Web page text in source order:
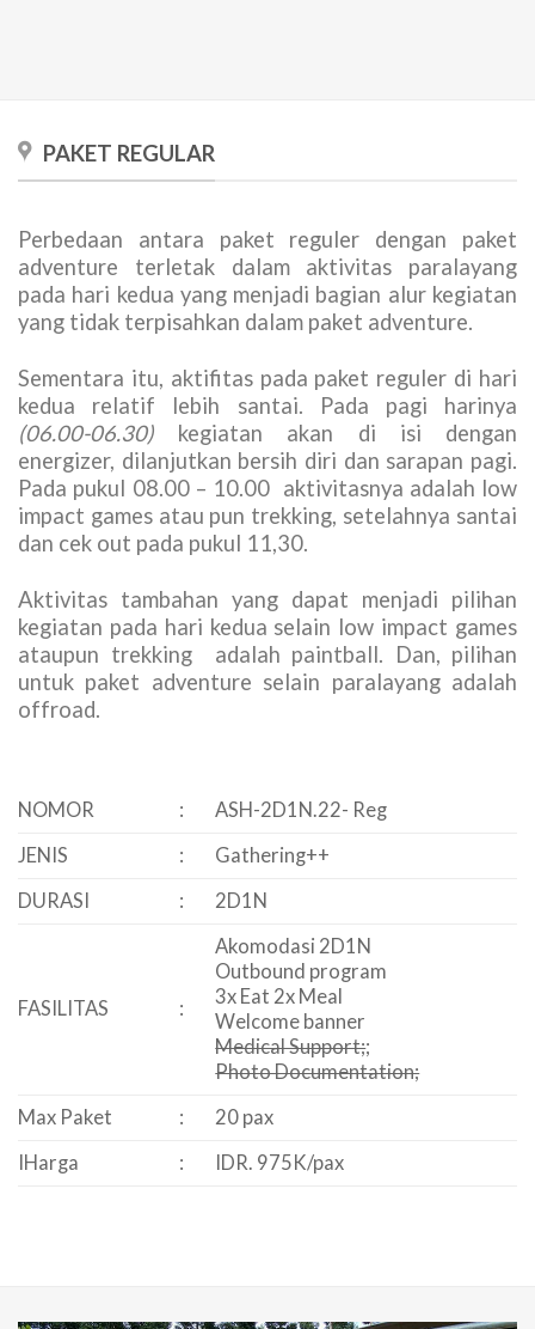
PAKET REGULAR
Perbedaan antara paket reguler dengan paket
adventure terletak dalam aktivitas paralayang
pada hari kedua yang menjadi bagian alur kegiatan
yang tidak terpisahkan dalam paket adventure.
Sementara itu, aktifitas pada paket reguler di hari
kedua relatif lebih santai. Pada pagi harinya
(06.00-06.30) kegiatan akan di isi dengan
energizer, dilanjutkan bersih diri dan sarapan pagi.
Pada pukul 08.00 – 10.00 aktivitasnya adalah low
impact games atau pun trekking, setelahnya santai
dan cek out pada pukul 11,30.
Aktivitas tambahan yang dapat menjadi pilihan
kegiatan pada hari kedua selain low impact games
ataupun trekking adalah paintball. Dan, pilihan
untuk paket adventure selain paralayang adalah
offroad.
NOMOR :
ASH-2D1N.22- Reg
JENIS
:
Gathering++
DURASI
: 2D1N
FASILITAS :
Akomodasi 2D1N
Outbound program
3x Eat 2x Meal
Welcome banner
Medical Support;;
Photo Documentation;
Max Paket
:
20 pax
IHarga
: IDR. 975K/pax